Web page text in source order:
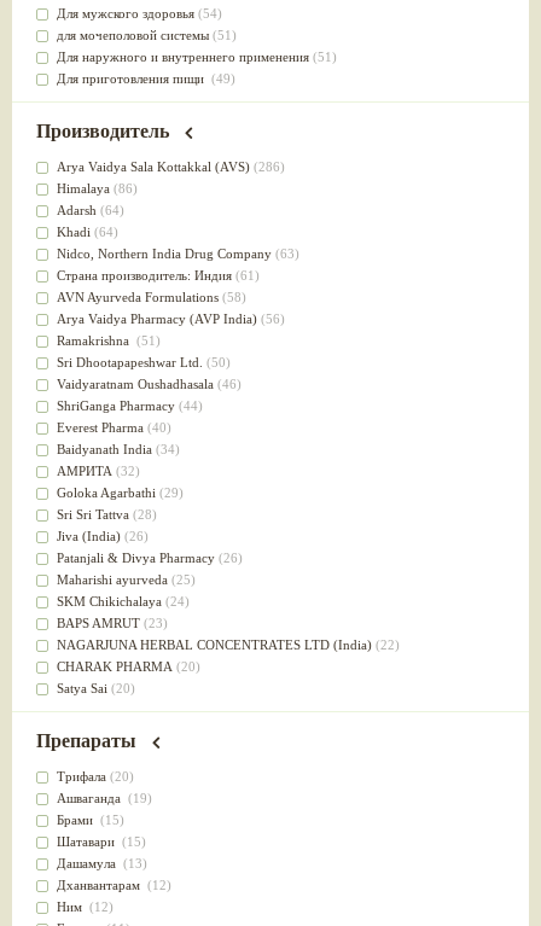
Для мужского здоровья (54)
для мочеполовой системы (51)
Для наружного и внутреннего применения (51)
Для приготовления пищи (49)
от инфекций мочеполовой системы(49)
для суставов
Лечит опухоли и отеки(46)
Для медитации
выводит токсины
Для здоровья печени
Для тела(39)
для очищения крови(38)
При диабете(38)
Антиоксидант(37)
Для Капха(Кафа) доши
От паразитов(37)
При расстройстве желудка (36)
Успокоительное(36)
Для глаз(34)
от геморроя(34)
Противовоспалительное
Для Питта доши(32)
Для сердца(32)
Для сосудов головного мозга
Для полости рта(32)
Дефицит железа(31)
Для лица(31)
Употребление в пищу
Ароматерапия(29)
Жаропонижающее(29)
для памяти(28)
для почек(28)
Слабительное (28)
Афродизиак(27)
Напитки(27)
Для йоги (27)
Для потенции(26)
Для душа(25)
для концентрации внимания
при нарушении эрекции
Производитель
Arya Vaidya Sala Kottakkal (AVS) (286)
Himalaya (86)
Adarsh (64)
Khadi (64)
Nidсo, Northern India Drug Company (63)
Страна производитель: Индия (61)
AVN Ayurveda Formulations (58)
Arya Vaidya Pharmacy (AVP India) (56)
Ramakrishna (51)
Sri Dhootapapeshwar Ltd. (50)
Vaidyaratnam Oushadhasala (46)
ShriGanga Pharmacy (44)
Everest Pharma (40)
Baidyanath India (34)
АМРИТА (32)
Goloka Agarbathi (29)
Sri Sri Tattva (28)
Jiva (India) (26)
Patanjali & Divya Pharmacy (26)
Maharishi ayurveda (25)
SKM Chikichalaya (24)
BAPS AMRUT (23)
NAGARJUNA HERBAL CONCENTRATES LTD (India) (22)
CHARAK PHARMA (20)
Satya Sai (20)
Vyas(20)
Kerala Ayurveda
(19)
Organic India pvt ltd
Lalita(16)
Ashtang Herbals
Alarsin(14)
Vasu Health care
Baraka(13)
Dabur India Ltd
Препараты
Трифала (20)
Ашваганда (19)
Брами (15)
Шатавари (15)
Дашамула (13)
Дханвантарам (12)
Ним (12)